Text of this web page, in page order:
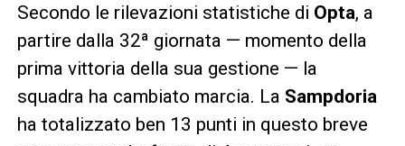
Secondo le rilevazioni statistiche di Opta, a
partire dalla 32ª giornata — momento della
prima vittoria della sua gestione — la
squadra ha cambiato marcia. La Sampdoria
ha totalizzato ben 13 punti in questo breve